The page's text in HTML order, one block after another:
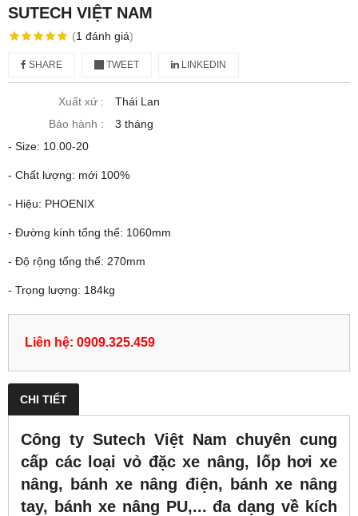
SUTECH VIỆT NAM
(1 đánh giá)
SHARE TWEET LINKEDIN
Xuất xứ :
Thái Lan
Bảo hành :
3 tháng
- Size: 10.00-20
- Chất lượng: mới 100%
- Hiệu: PHOENIX
- Đường kính tổng thể: 1060mm
- Độ rộng tổng thể: 270mm
- Trọng lượng: 184kg
Liên hệ: 0909.325.459
CHI TIẾT
Công ty Sutech Việt Nam chuyên cung
cấp các loại vỏ đặc xe nâng, lốp hơi xe
nâng, bánh xe nâng điện, bánh xe nâng
tay, bánh xe nâng PU,... đa dạng về kích